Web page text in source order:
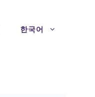
한국어